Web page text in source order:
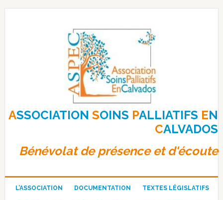
Passer
Passer
Passer
ASSOCIATIONSOINS PALLIATIFS EN
CALVADOS
Bénévolat de présence et d'écoute
L’ASSOCIATION DOCUMENTATION TEXTES LÉGISLATIFS